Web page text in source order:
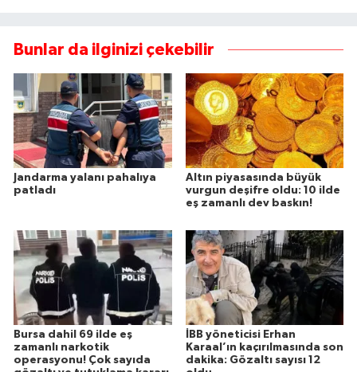
Bunlar da ilginizi çekebilir
Jandarma yalanı pahalıya
patladı
Altın piyasasında büyük
vurgun deşifre oldu: 10 ilde
eş zamanlı dev baskın!
Bursa dahil 69 ilde eş
zamanlı narkotik
operasyonu! Çok sayıda
İBB yöneticisi Erhan
Karaal’ın kaçırılmasında son
dakika: Gözaltı sayısı 12